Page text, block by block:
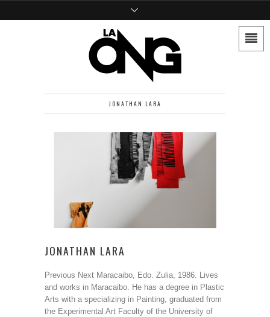
JONATHAN LARA
JONATHAN LARA
Previous Next Maracaibo, Edo. Zulia, 1986. Lives
and works in Maracaibo. He has a degree in Plastic
Arts with a specializing in Painting, graduated from
the Experimental Art Faculty of the University of